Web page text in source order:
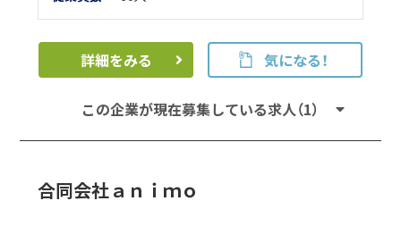
詳細をみる 気になる！
この企業が現在募集している求人（1）
合同会社ａｎｉｍｏ